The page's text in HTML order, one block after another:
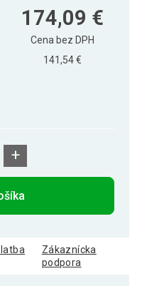
174,09 €
Cena bez DPH
141,54 €
+
Zákaznícka
podpora